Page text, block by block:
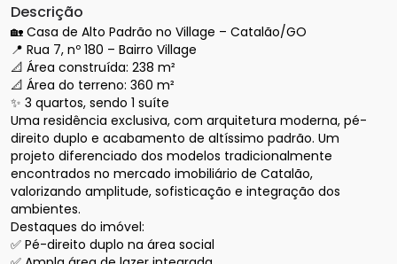
Descrição
🏡 Casa de Alto Padrão no Village – Catalão/GO
📍 Rua 7, nº 180 – Bairro Village
📐 Área construída: 238 m²
📐 Área do terreno: 360 m²
✨ 3 quartos, sendo 1 suíte
Uma residência exclusiva, com arquitetura moderna, pé-
direito duplo e acabamento de altíssimo padrão. Um
projeto diferenciado dos modelos tradicionalmente
encontrados no mercado imobiliário de Catalão,
valorizando amplitude, sofisticação e integração dos
ambientes.
Destaques do imóvel:
✅ Pé-direito duplo na área social